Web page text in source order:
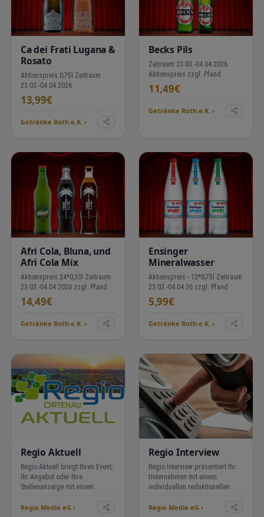
Ca dei Frati Lugana &
Rosato
Aktionspreis 0,75l Zeitraum
23.03.-04.04.2026
13,99€
Getränke Roth e.K. ›
Becks Pils
Zeitraum 23.03.-04.04.2026
Aktionspreis zzgl. Pfand
11,49€
Getränke Roth e.K. ›
Afri Cola, Bluna, und
Afri Cola Mix
Aktionspreis 24*0,33l Zeitraum
23.03.-04.04.2026 zzgl. Pfand
14,49€
Getränke Roth e.K. ›
Ensinger
Mineralwasser
Aktionspreis - 12*0,75l Zeitraum
23.03.-04.04.26 zzgl. Pfand
5,99€
Getränke Roth e.K. ›
Regio Aktuell
Regio Aktuell bringt Ihren Event,
Ihr Angebot oder Ihre
Stellenanzeige mit einem
Ortenau.de — dauerhaft online,
Regio Media eG ›
Regio Interview
Regio Interview präsentiert Ihr
Unternehmen mit einem
individuellen redaktionellen
— verfasst von unserem Profi-
Regio Media eG ›